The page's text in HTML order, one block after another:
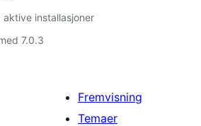
installasjoner
7.0.3
Fremvisning
Temaer